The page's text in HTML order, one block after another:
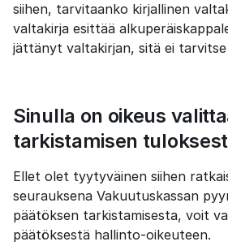
siihen, tarvitaanko kirjallinen
valtakirja esittää
jättänyt valtakirjan, sitä ei
Sinulla on oikeus
tarkistamisen
Ellet olet tyytyväinen siihen
seurauksena Vakuutuskassan
päätöksen tarkistamisesta, voit
päätöksestä hallinto-oikeuteen.